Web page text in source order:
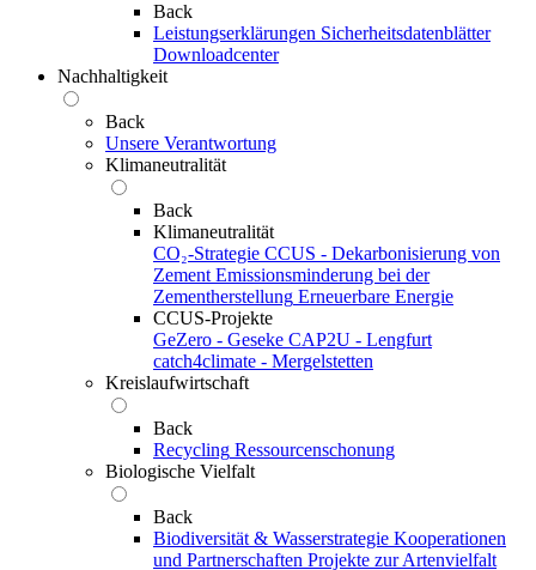
Back
Leistungserklärungen Sicherheitsdatenblätter
Downloadcenter
Nachhaltigkeit
Back
Unsere Verantwortung
Klimaneutralität
Back
Klimaneutralität
CO₂-Strategie CCUS - Dekarbonisierung von
Zement Emissionsminderung bei der
Zementherstellung Erneuerbare Energie
CCUS-Projekte
GeZero - Geseke CAP2U - Lengfurt
catch4climate - Mergelstetten
Kreislaufwirtschaft
Back
Recycling Ressourcenschonung
Biologische Vielfalt
Back
Biodiversität & Wasserstrategie Kooperationen
und Partnerschaften Projekte zur Artenvielfalt